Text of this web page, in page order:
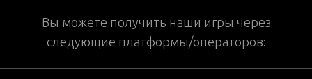
Вы можете получить наши игры через
следующие платформы/операторов: